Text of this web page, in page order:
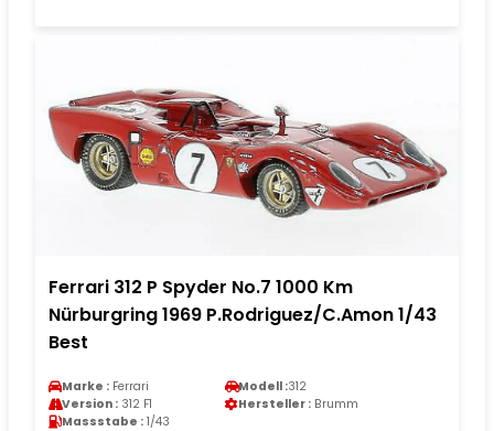
Ferrari 312 P Spyder No.7 1000 Km
Nürburgring 1969 P.Rodriguez/C.Amon 1/43
Best
Marke : Ferrari Modell :312
Version : 312 F1 Hersteller : Brumm
Massstabe : 1/43